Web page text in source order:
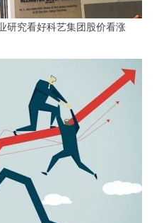
研究看好科艺集团股价看涨